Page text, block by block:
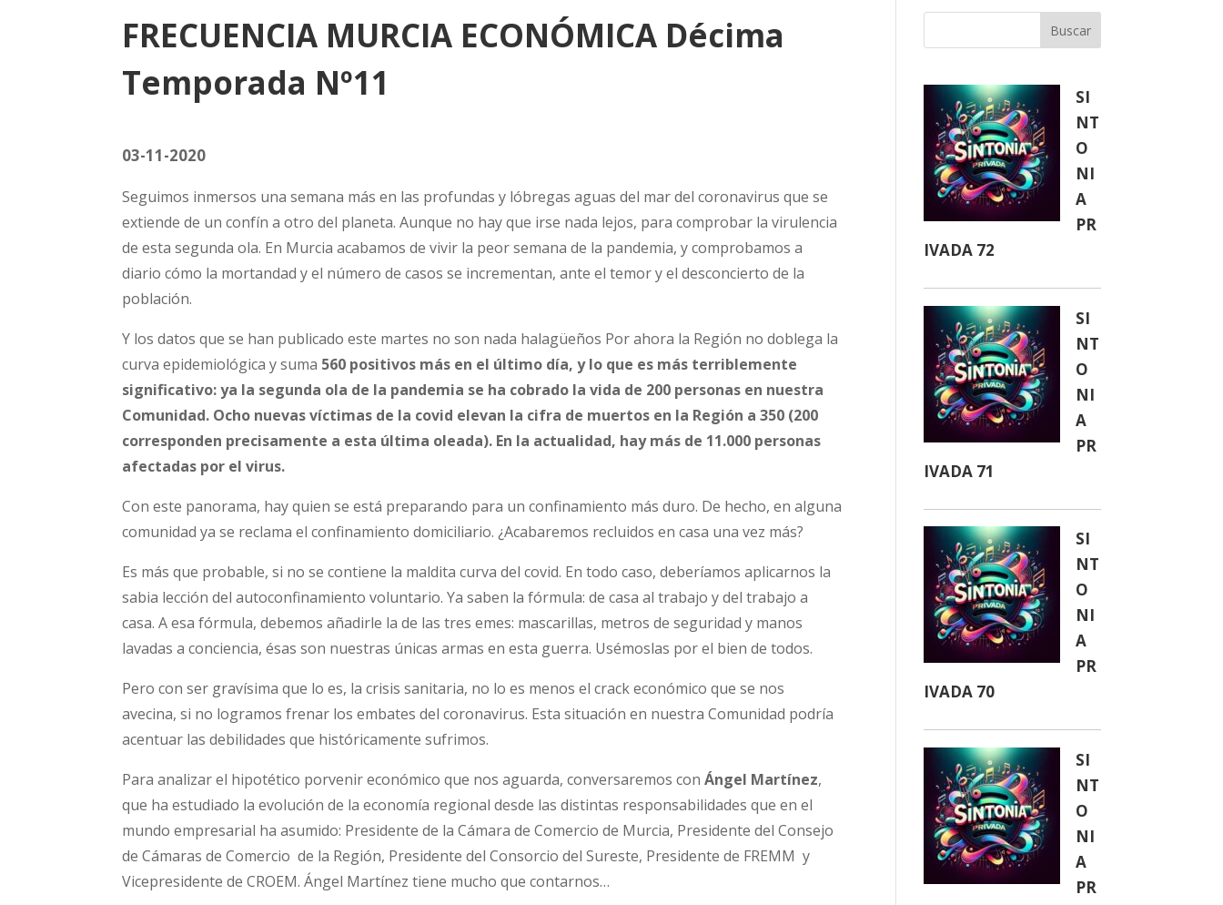
FRECUENCIA MURCIA ECONÓMICA Décima
Temporada Nº11
03-11-2020
Seguimos inmersos una semana más en las profundas y lóbregas aguas del mar del coronavirus que se
extiende de un confín a otro del planeta. Aunque no hay que irse nada lejos, para comprobar la virulencia
de esta segunda ola. En Murcia acabamos de vivir la peor semana de la pandemia, y comprobamos a
diario cómo la mortandad y el número de casos se incrementan, ante el temor y el desconcierto de la
población.
Y los datos que se han publicado este martes no son nada halagüeños Por ahora la Región no doblega la
curva epidemiológica y suma 560 positivos más en el último día, y lo que es más terriblemente
significativo: ya la segunda ola de la pandemia se ha cobrado la vida de 200 personas en nuestra
Comunidad. Ocho nuevas víctimas de la covid elevan la cifra de muertos en la Región a 350 (200
corresponden precisamente a esta última oleada). En la actualidad, hay más de 11.000 personas
afectadas por el virus.
Con este panorama, hay quien se está preparando para un confinamiento más duro. De hecho, en alguna
comunidad ya se reclama el confinamiento domiciliario. ¿Acabaremos recluidos en casa una vez más?
Es más que probable, si no se contiene la maldita curva del covid. En todo caso, deberíamos aplicarnos la
sabia lección del autoconfinamiento voluntario. Ya saben la fórmula: de casa al trabajo y del trabajo a
casa. A esa fórmula, debemos añadirle la de las tres emes: mascarillas, metros de seguridad y manos
lavadas a conciencia, ésas son nuestras únicas armas en esta guerra. Usémoslas por el bien de todos.
Pero con ser gravísima que lo es, la crisis sanitaria, no lo es menos el crack económico que se nos
avecina, si no logramos frenar los embates del coronavirus. Esta situación en nuestra Comunidad podría
acentuar las debilidades que históricamente sufrimos.
Para analizar el hipotético porvenir económico que nos aguarda, conversaremos conÁngel Martínez,
que ha estudiado la evolución de la economía regional desde las distintas responsabilidades que en el
mundo empresarial ha asumido: Presidente de la Cámara de Comercio de Murcia, Presidente del Consejo
de Cámaras de Comercio de la Región, Presidente del Consorcio del Sureste, Presidente de FREMM y
Vicepresidente de CROEM. Ángel Martínez tiene mucho que contarnos…
Buscar
SI
NT
O
NI
A
PR
IVADA 72
SI
NT
O
NI
A
PR
IVADA 71
SI
NT
O
NI
A
PR
IVADA 70
SI
NT
O
NI
A
PR